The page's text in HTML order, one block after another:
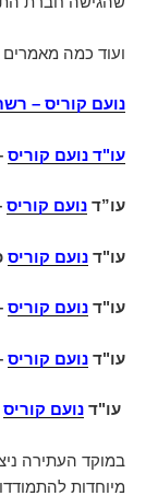
ועוד כמה
נועם קוריס –
עו"ד נועם קוריס
עו”ד נועם קוריס
עו"ד נועם קוריס
עו"ד נועם קוריס
עו"ד נועם קוריס
עו"ד נועם קוריס
מיוחדות